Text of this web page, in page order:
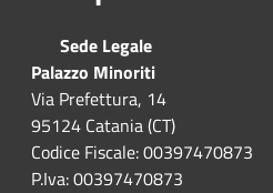
Sede Legale
Palazzo Minoriti
Via Prefettura, 14
95124 Catania (CT)
Codice Fiscale: 00397470873
P.Iva: 00397470873